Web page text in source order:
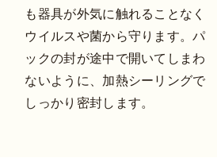
も器具が外気に触れることなく
ウイルスや菌から守ります。パ
ックの封が途中で開いてしまわ
ないように、加熱シーリングで
しっかり密封します。